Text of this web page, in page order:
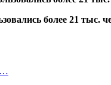
более 21